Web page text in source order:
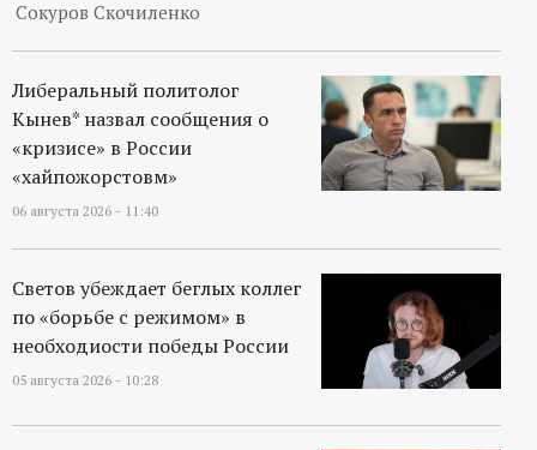
р
т
а
л
Сокуров Скочиленко
Либеральный политолог
Кынев* назвал сообщения о
«кризисе» в России
«хайпожорстовм»
06 августа 2026 - 11:40
Светов убеждает беглых коллег
по «борьбе с режимом» в
необходиости победы России
05 августа 2026 - 10:28